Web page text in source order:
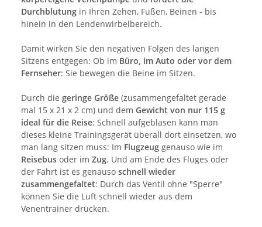
Durchblutung in Ihren Zehen, Füßen, Beinen - bis
hinein in den Lendenwirbelbereich.
Damit wirken Sie den negativen Folgen des langen
Sitzens entgegen: Ob im Büro, im Auto oder vor dem
Fernseher: Sie bewegen die Beine im Sitzen.
Durch die geringe Größe (zusammengefaltet gerade
mal 15 x 21 x 2 cm) und dem Gewicht von nur 115 g
ideal für die Reise: Schnell aufgeblasen kann man
dieses kleine Trainingsgerät überall dort einsetzen, wo
man lang sitzen muss: Im Flugzeug genauso wie im
Reisebus oder im Zug. Und am Ende des Fluges oder
der Fahrt ist es genauso schnell wieder
zusammengefaltet: Durch das Ventil ohne "Sperre"
können Sie die Luft schnell wieder aus dem
Venentrainer drücken.